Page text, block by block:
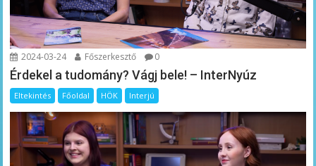
2024-03-24 Főszerkesztő 0
Érdekel a tudomány? Vágj bele! – InterNyúz
Eltekintés Főoldal HÖK Interjú